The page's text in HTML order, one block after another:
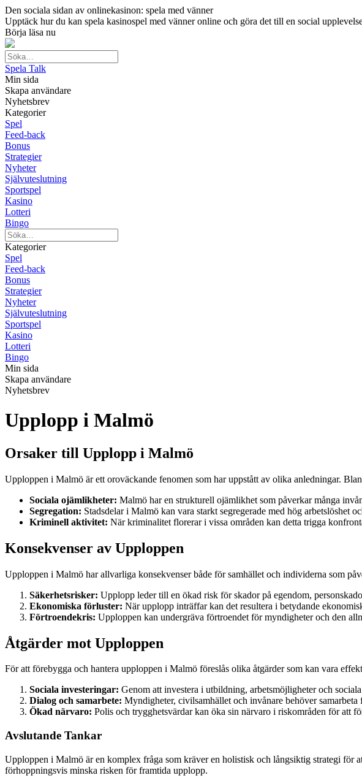
Den sociala sidan av onlinekasinon: spela med vänner
Upptäck hur du kan spela kasinospel med vänner online och göra det till en social
Börja läsa nu
Spela Talk
Min sida
Skapa användare
Nyhetsbrev
Kategorier
Spel
Feed-back
Bonus
Strategier
Nyheter
Självuteslutning
Sportspel
Kasino
Lotteri
Bingo
Kategorier
Spel
Feed-back
Bonus
Strategier
Nyheter
Självuteslutning
Sportspel
Kasino
Lotteri
Bingo
Min sida
Skapa användare
Nyhetsbrev
Upplopp i Malmö
Orsaker till Upplopp i Malmö
Upploppen i Malmö är ett oroväckande fenomen som har uppstått av olika anledningar.
Sociala ojämlikheter: Malmö har en strukturell ojämlikhet som påverkar många
Segregation: Stadsdelar i Malmö kan vara starkt segregerade med hög arbetslöshet
Kriminell aktivitet: När kriminalitet florerar i vissa områden kan detta trigga
Konsekvenser av Upploppen
Upploppen i Malmö har allvarliga konsekvenser både för samhället och individerna som
Säkerhetsrisker: Upplopp leder till en ökad risk för skador på egendom,
Ekonomiska förluster: När upplopp inträffar kan det resultera i betydande
Förtroendekris: Upploppen kan undergräva förtroendet för myndigheter och den
Åtgärder mot Upploppen
För att förebygga och hantera upploppen i Malmö föreslås olika åtgärder som kan vara
Sociala investeringar: Genom att investera i utbildning, arbetsmöjligheter och
Dialog och samarbete: Myndigheter, civilsamhället och invånare behöver
Ökad närvaro: Polis och trygghetsvärdar kan öka sin närvaro i riskområden för att
Avslutande Tankar
Upploppen i Malmö är en komplex fråga som kräver en holistisk och långsiktig strategi för
förhoppningsvis minska risken för framtida upplopp.